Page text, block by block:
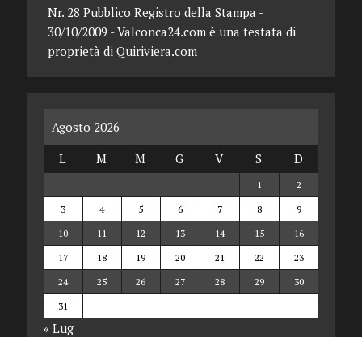
Nr. 28 Pubblico Registro della Stampa -
30/10/2009 - Valconca24.com è una testata di
proprietà di Quiriviera.com
Agosto 2026
L
M M G V S D
1
2
3
4 5 6 7 8
9
10
11 12 13 14 15
16
17
18 19 20 21 22
23
24
25 26 27 28 29
30
31
« Lug